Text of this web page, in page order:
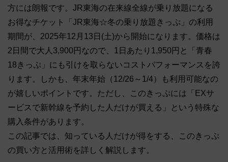
方には朗報です。JR東海の在来線全線が乗り放題になる
お得なチケット「JR東海☆冬の乗り放題きっぷ」の利用
期間が、2025年12月13日(土)から開始になります。価格は
2日間で大人3,900円なので、1日あたり1,950円と「青春
18きっぷ」にも引けを取らないコストパフォーマンスを誇
ります。しかも、年末年始（12/26～1/4）も利用可能なの
が嬉しいポイントです。ただし、このきっぷには「EXサ
ービスで新幹線を予約した人だけが買える」という特殊な
購入条件があります。
この記事では、知っている人だけが得をする、このきっぷ
の買い方と活用術を詳しく解説します。